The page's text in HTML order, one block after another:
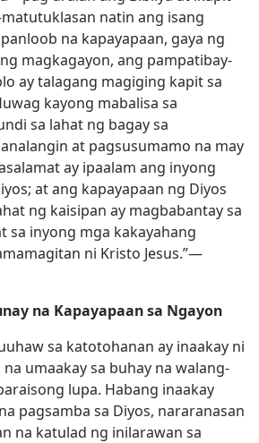
natin ang isang
na kapayapaan, gaya ng
magkagayon, ang pampatibay-
ay talagang magiging kapit sa
kayong mabalisa sa
sa lahat ng bagay sa
at pagsusumamo na may
ay ipaalam ang inyong
at ang kapayapaan ng Diyos
ng kaisipan ay magbabantay sa
sa inyong mga kakayahang
ni Kristo Jesus.”​—
na Kapayapaan sa Ngayon
sa katotohanan ay inaakay ni
na umaakay sa buhay na walang-
lupa. Habang inaakay
pagsamba sa Diyos, nararanasan
na katulad ng inilarawan sa